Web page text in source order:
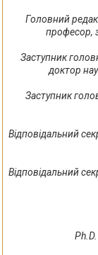
Головний
професор,
Заступник
доктор
Заступник
Відповідальний
Відповідальний